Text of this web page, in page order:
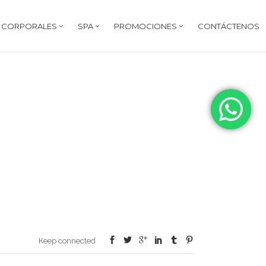
CORPORALES SPA PROMOCIONES CONTÁCTENOS
Keep connected